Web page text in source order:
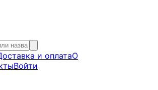
и оплатаО
Войти